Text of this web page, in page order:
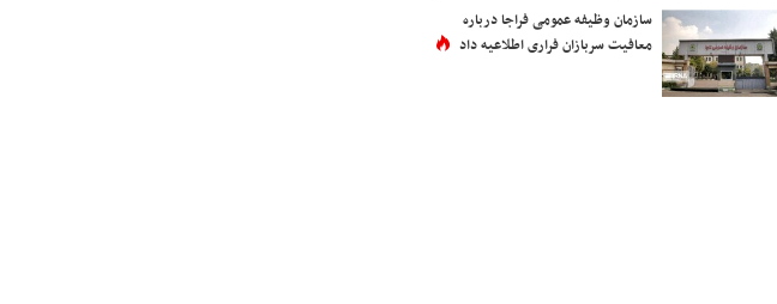
سازمان وظیفه عمومی فراجا درباره
معافیت سربازان فراری اطلاعیه داد